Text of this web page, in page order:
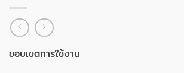
ขอบเขตการใช้งาน